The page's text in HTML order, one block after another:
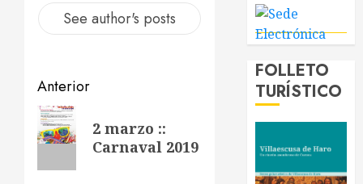
See author's posts
Navegación
de
entradas
Anterior
Entrada
anterior:2 marzo ::
Carnaval 2019
FOLLETO
TURÍSTICO